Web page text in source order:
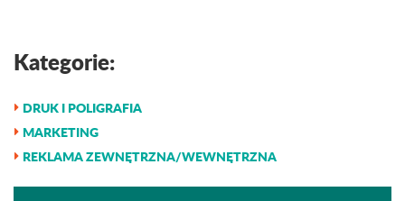
Kategorie:
DRUK I POLIGRAFIA
MARKETING
REKLAMA ZEWNĘTRZNA/WEWNĘTRZNA